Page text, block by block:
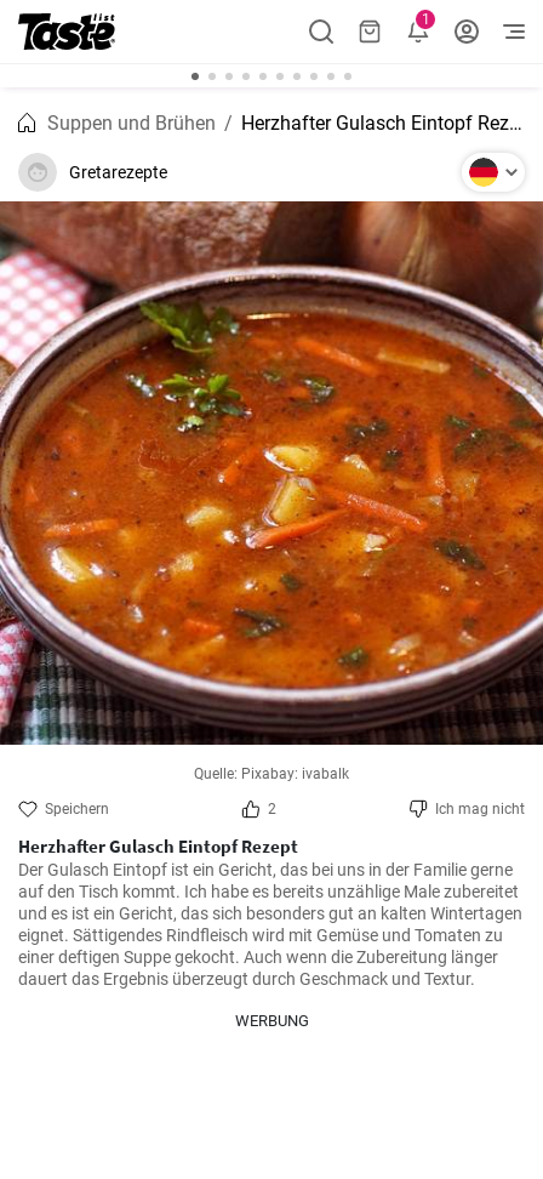
1
Suppen und Brühen Herzhafter Gulasch Eintopf Rezept
Gretarezepte
Quelle: Pixabay: ivabalk
Speichern 2 Ich mag nicht
Herzhafter Gulasch Eintopf Rezept
Der Gulasch Eintopf ist ein Gericht, das bei uns in der Familie gerne
auf den Tisch kommt. Ich habe es bereits unzählige Male zubereitet
und es ist ein Gericht, das sich besonders gut an kalten Wintertagen
eignet. Sättigendes Rindfleisch wird mit Gemüse und Tomaten zu
einer deftigen Suppe gekocht. Auch wenn die Zubereitung länger
dauert das Ergebnis überzeugt durch Geschmack und Textur.
WERBUNG